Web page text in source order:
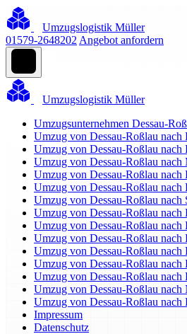
Umzugslogistik Müller
01579-2648202 Angebot anfordern
Umzugslogistik Müller
Umzugsunternehmen Dessau-
Umzug von Dessau-Roßlau nach
Umzug von Dessau-Roßlau nach
Umzug von Dessau-Roßlau nach
Umzug von Dessau-Roßlau nach
Umzug von Dessau-Roßlau nach
Umzug von Dessau-Roßlau nach
Umzug von Dessau-Roßlau nach
Umzug von Dessau-Roßlau nach
Umzug von Dessau-Roßlau nach
Umzug von Dessau-Roßlau nach
Umzug von Dessau-Roßlau nach
Umzug von Dessau-Roßlau nach
Umzug von Dessau-Roßlau nach
Umzug von Dessau-Roßlau nach
Impressum
Datenschutz